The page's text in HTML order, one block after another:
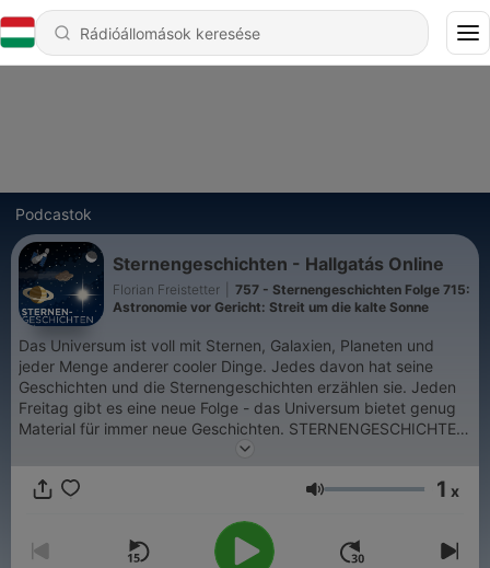
Podcastok
Sternengeschichten - Hallgatás Online
Florian Freistetter
757 - Sternengeschichten Folge 715:
Astronomie vor Gericht: Streit um die kalte Sonne
Das Universum ist voll mit Sternen, Galaxien, Planeten und
jeder Menge anderer cooler Dinge. Jedes davon hat seine
Geschichten und die Sternengeschichten erzählen sie. Jeden
Freitag gibt es eine neue Folge - das Universum bietet genug
Material für immer neue Geschichten. STERNENGESCHICHTEN
LIVE TOUR 2025! Tickets unter https://sternengeschichten.live
tun: Mit PayPal (https://www.paypal.me/florianfreistetter),
Steady (https://steadyhq.com/sternengeschichten)
Hangerő 1 x